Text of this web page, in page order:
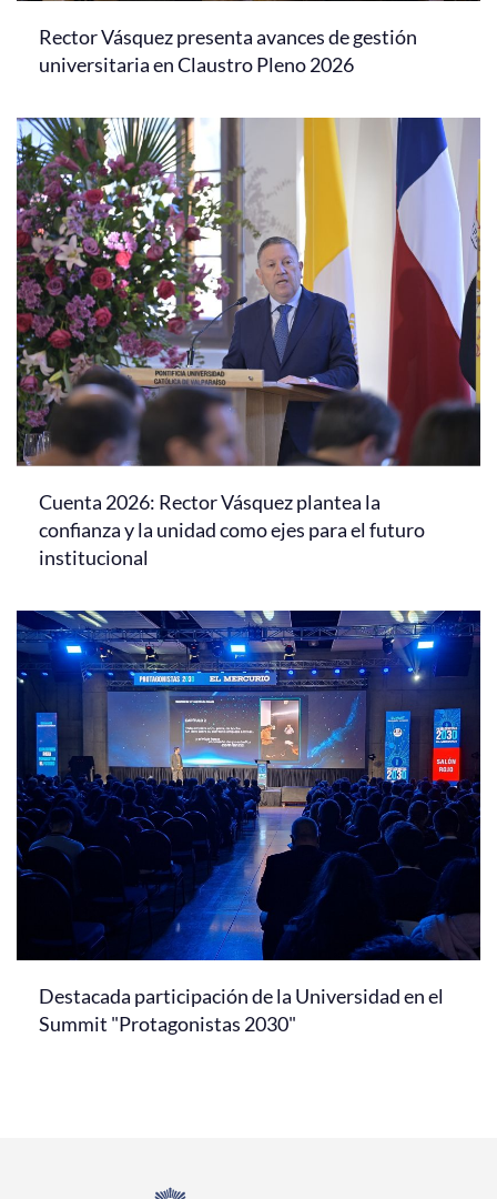
Rector Vásquez presenta avances de gestión
universitaria en Claustro Pleno 2026
Cuenta 2026: Rector Vásquez plantea la
confianza y la unidad como ejes para el futuro
institucional
Destacada participación de la Universidad en el
Summit "Protagonistas 2030"